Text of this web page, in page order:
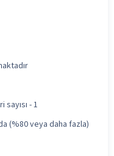
- 1
(%80 veya daha fazla)